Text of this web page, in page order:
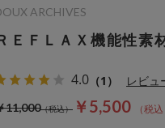
ＥＦＬＡＸ機能性素
4.0 （1） レビュ
￥5,500
11,000
ARCHIVES